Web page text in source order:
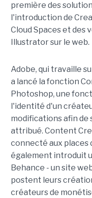
première des
l'introduction de
Cloud Spaces et des
Illustrator sur le web.
Adobe, qui travaille
a lancé la fonction
Photoshop, une
l'identité d'un
modifications afin de
attribué. Content
connecté aux places
également introduit
Behance - un site
postent leurs
créateurs de